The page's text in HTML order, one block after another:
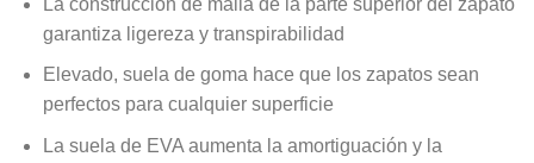
garantiza ligereza y transpirabilidad
Elevado, suela de goma hace que los zapatos sean
perfectos para cualquier superficie
La suela de EVA aumenta la amortiguación y la